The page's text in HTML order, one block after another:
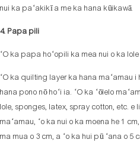
nui ka paʻakikī a me ka hana kūikawā.
4. Papa pili
ʻO ka papa hoʻopili ka mea nui o ka
ʻO ka quilting layer ka hana maʻamau i
hana pono nō hoʻi ia. ʻO ka ʻōlelo
lole, sponges, latex, spray cotton, etc. e
maʻamau, ʻo ka nui o ka moena he 1
ma mua o 3 cm, a ʻo ka hui pū ʻana o 5